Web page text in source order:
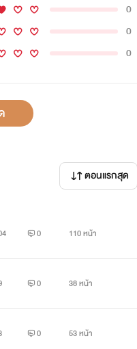
0
0
0
ตอนแรกสุด
0 110 หน้า
0 38 หน้า
0 53 หน้า